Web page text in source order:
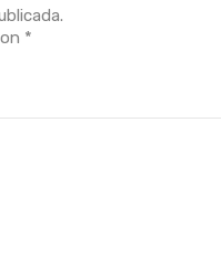
*